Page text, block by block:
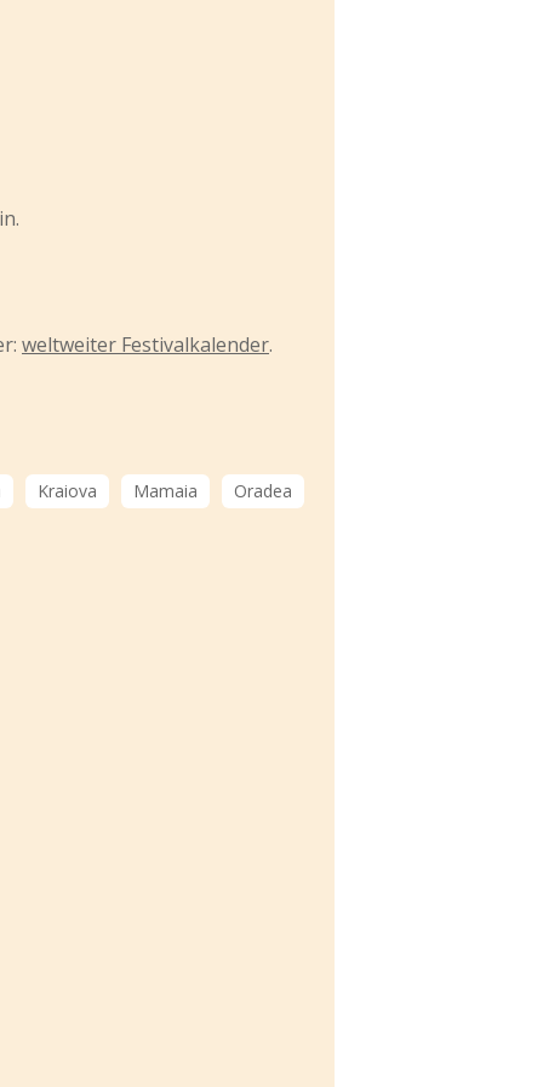
weltweiter Festivalkalender.
Kraiova Mamaia
Oradea